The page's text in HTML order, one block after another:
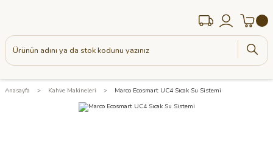
Anasayfa Kahve Makineleri Marco Ecosmart UC4 Sıcak Su Sistemi